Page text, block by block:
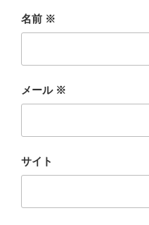
名前 ※
メール ※
サイト